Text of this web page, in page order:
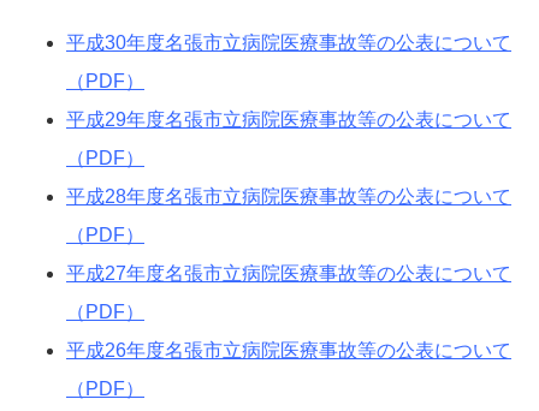
平成30年度名張市立病院医療事故等の公表について
（PDF）
平成29年度名張市立病院医療事故等の公表について
（PDF）
平成28年度名張市立病院医療事故等の公表について
（PDF）
平成27年度名張市立病院医療事故等の公表について
（PDF）
平成26年度名張市立病院医療事故等の公表について
（PDF）